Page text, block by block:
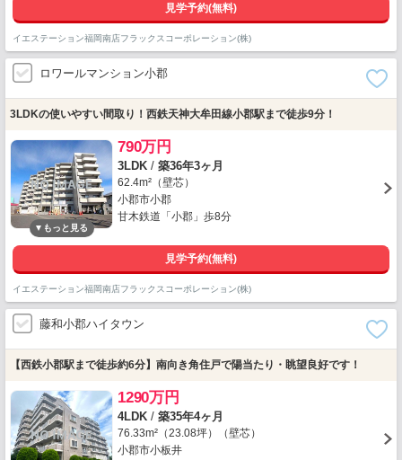
見学予約(無料)
イエステーション福岡南店フラックスコーポレーション(株)
ロワールマンション小郡
3LDKの使いやすい間取り！西鉄天神大牟田線小郡駅まで徒歩9分！
790万円
3LDK / 築36年3ヶ月
62.4m²（壁芯）
小郡市小郡
甘木鉄道「小郡」歩8分
見学予約(無料)
イエステーション福岡南店フラックスコーポレーション(株)
藤和小郡ハイタウン
【西鉄小郡駅まで徒歩約6分】南向き角住戸で陽当たり・眺望良好です！
1290万円
4LDK / 築35年4ヶ月
76.33m²（23.08坪）（壁芯）
小郡市小板井